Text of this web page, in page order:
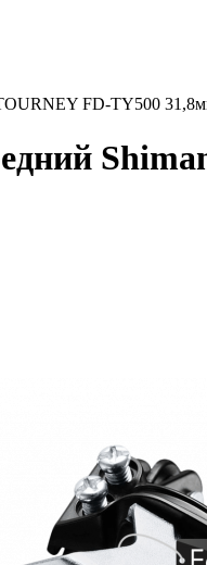
FD-TY500